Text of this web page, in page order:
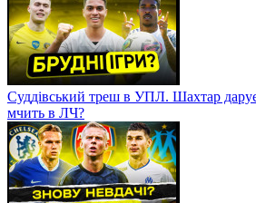
Суддівський треш в УПЛ. Шахтар
мчить в ЛЧ?